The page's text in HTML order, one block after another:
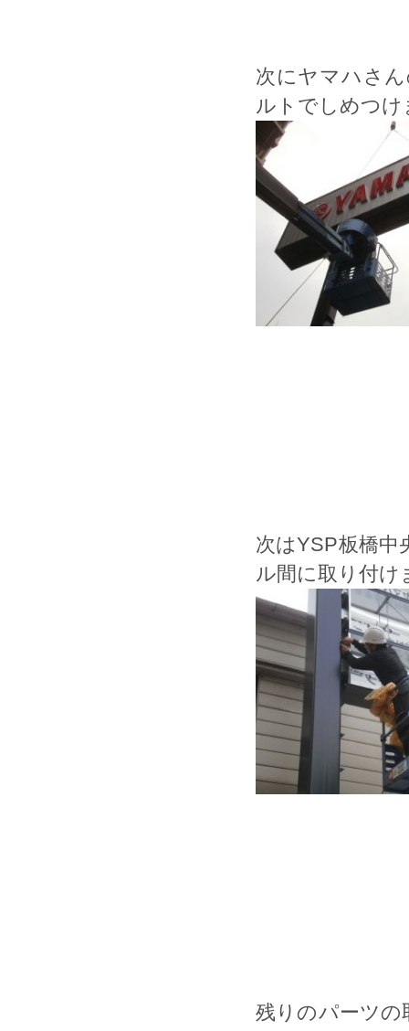
次にヤマハさ
ルトでしめつけ
次はYSP板橋中
ル間に取り付け
残りのパーツの